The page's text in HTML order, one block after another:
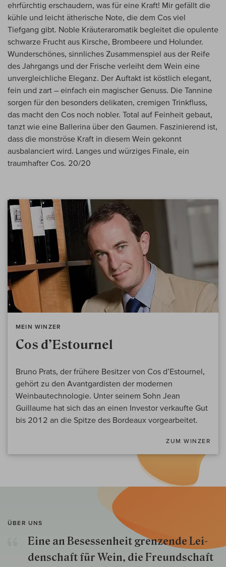
ehrfürchtig erschaudern, was für eine Kraft! Mir gefällt die
kühle und leicht ätherische Note, die dem Cos viel
Tiefgang gibt. Noble Kräuteraromatik begleitet die opulente
schwarze Frucht aus Kirsche, Brombeere und Holunder.
Wunderschönes, sinnliches Zusammenspiel aus der Reife
des Jahrgangs und der Frische verleiht dem Wein eine
unvergleichliche Eleganz. Der Auftakt ist köstlich elegant,
fein und zart – einfach ein magischer Genuss. Die Tannine
sorgen für den besonders delikaten, cremigen Trinkfluss,
das macht den Cos noch nobler. Total auf Feinheit gebaut,
tanzt wie eine Ballerina über den Gaumen. Faszinierend ist,
dass die monströse Kraft in diesem Wein gekonnt
ausbalanciert wird. Langes und würziges Finale, ein
traumhafter Cos. 20/20
MEIN WINZER
Cos d’Estournel
Bruno Prats, der frühere Besitzer von Cos d’Estournel,
gehört zu den Avantgardisten der modernen
Weinbautechnologie. Unter seinem Sohn Jean
Guillaume hat sich das an einen Investor verkaufte Gut
bis 2012 an die Spitze des Bordeaux vorgearbeitet.
ZUM WINZER
ÜBER UNS
Eine an Besessenheit gren­zende Lei­
den­schaft für Wein, die Freund­schaft